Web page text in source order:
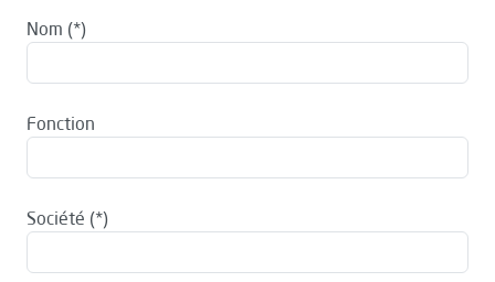
Nom
Fonction
Société